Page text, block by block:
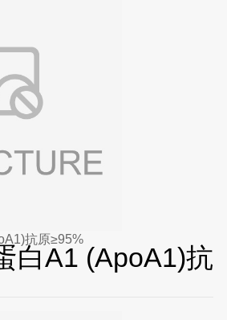
抗原≥95%
白A1 (ApoA1)抗